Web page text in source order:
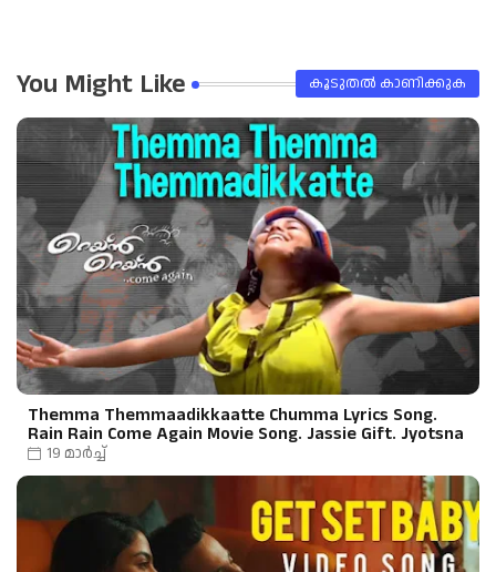
You Might Like കൂടുതൽ‍ കാണിക്കുക
Themma Themmaadikkaatte Chumma Lyrics Song.
Rain Rain Come Again Movie Song. Jassie Gift. Jyotsna
19 മാർച്ച്